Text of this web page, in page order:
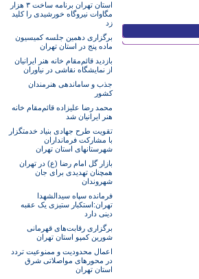
استان تهران برنامه ساخت ۳ هزار
مگاوات نیروگاه خورشیدی را کلید
زد
برگزاری دهمین جلسه کمیسیون
ماده پنج در استان تهران
بازدید قائم‌مقام خانه هنر ایرانیان
از نمایشگاه نقاشی در نیاوران
جذب و ساماندهی هنرمندان
کشور
محمد رضا علیزاده قائم‌مقام خانه
هنر ایرانیان شد
تقویت طرح جهادی بنیاد خدمتگزار
با مشارکت فرمانداران
شهرستانهای استان تهران
بازار گل امام رضا (ع) در تهران
همچنان تهدیدی برای جان
شهروندان
فرمانده سپاه سیدالشهدا
تهران:استکبار ستیزی یک عقبه
دینی دارد
برگزاری رقابت‌های قهرمانی
شورین کمپو استان تهران
اعمال محدودیت و ممنوعیت تردد
در محورهای مواصلاتی شرق
استان تهران